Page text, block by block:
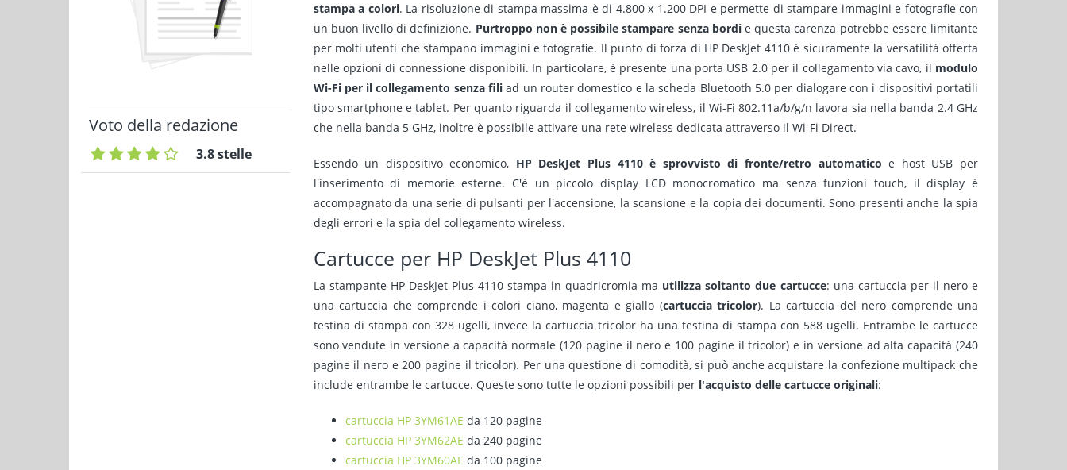
Voto della redazione
3.8 stelle
stampa a colori. La risoluzione di stampa massima è di 4.800 x 1.200 DPI e permette di stampare immagini e fotografie con
un buon livello di definizione. Purtroppo non è possibile stampare senza bordie questa carenza potrebbe essere limitante
per molti utenti che stampano immagini e fotografie. Il punto di forza di HP DeskJet 4110 è sicuramente la versatilità offerta
nelle opzioni di connessione disponibili. In particolare, è presente una porta USB 2.0 per il collegamento via cavo, il modulo
Wi-Fi per il collegamento senza fili ad un router domestico e la scheda Bluetooth 5.0 per dialogare con i dispositivi portatili
tipo smartphone e tablet. Per quanto riguarda il collegamento wireless, il Wi-Fi 802.11a/b/g/n lavora sia nella banda 2.4 GHz
che nella banda 5 GHz, inoltre è possibile attivare una rete wireless dedicata attraverso il Wi-Fi Direct.
Essendo un dispositivo economico, HP DeskJet Plus 4110 è sprovvisto di fronte/retro automatico e host USB per
l'inserimento di memorie esterne. C'è un piccolo display LCD monocromatico ma senza funzioni touch, il display è
accompagnato da una serie di pulsanti per l'accensione, la scansione e la copia dei documenti. Sono presenti anche la spia
degli errori e la spia del collegamento wireless.
Cartucce per HP DeskJet Plus 4110
La stampante HP DeskJet Plus 4110 stampa in quadricromia ma utilizza soltanto due cartucce: una cartuccia per il nero e
una cartuccia che comprende i colori ciano, magenta e giallo (cartuccia tricolor). La cartuccia del nero comprende una
testina di stampa con 328 ugelli, invece la cartuccia tricolor ha una testina di stampa con 588 ugelli. Entrambe le cartucce
sono vendute in versione a capacità normale (120 pagine il nero e 100 pagine il tricolor) e in versione ad alta capacità (240
pagine il nero e 200 pagine il tricolor). Per una questione di comodità, si può anche acquistare la confezione multipack che
include entrambe le cartucce. Queste sono tutte le opzioni possibili per l'acquisto delle cartucce originali:
cartuccia HP 3YM61AE da 120 pagine
cartuccia HP 3YM62AE da 240 pagine
cartuccia HP 3YM60AE da 100 pagine